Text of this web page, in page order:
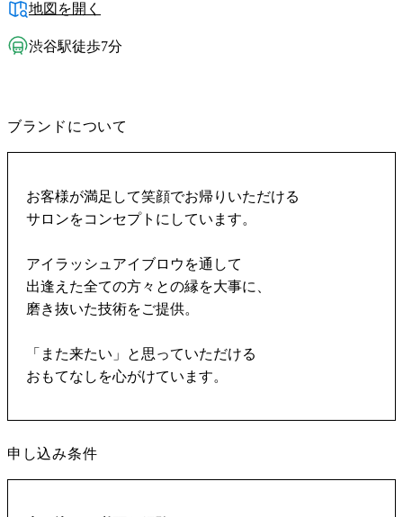
地図を開く
渋谷駅徒歩7分
ブランドについて
お客様が満足して笑顔でお帰りいただける
サロンをコンセプトにしています。
アイラッシュアイブロウを通して
出逢えた全ての方々との縁を大事に、
磨き抜いた技術をご提供。
「また来たい」と思っていただける
おもてなしを心がけています。
申し込み条件